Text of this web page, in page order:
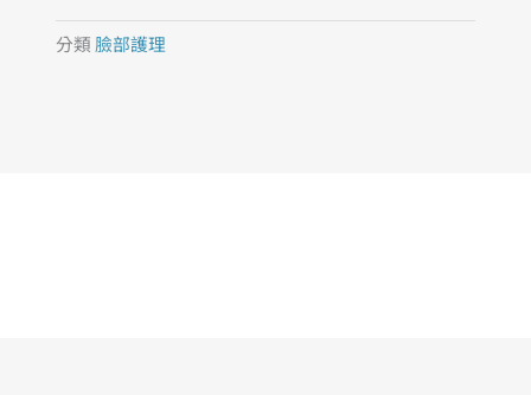
護
理
分類 臉部護理